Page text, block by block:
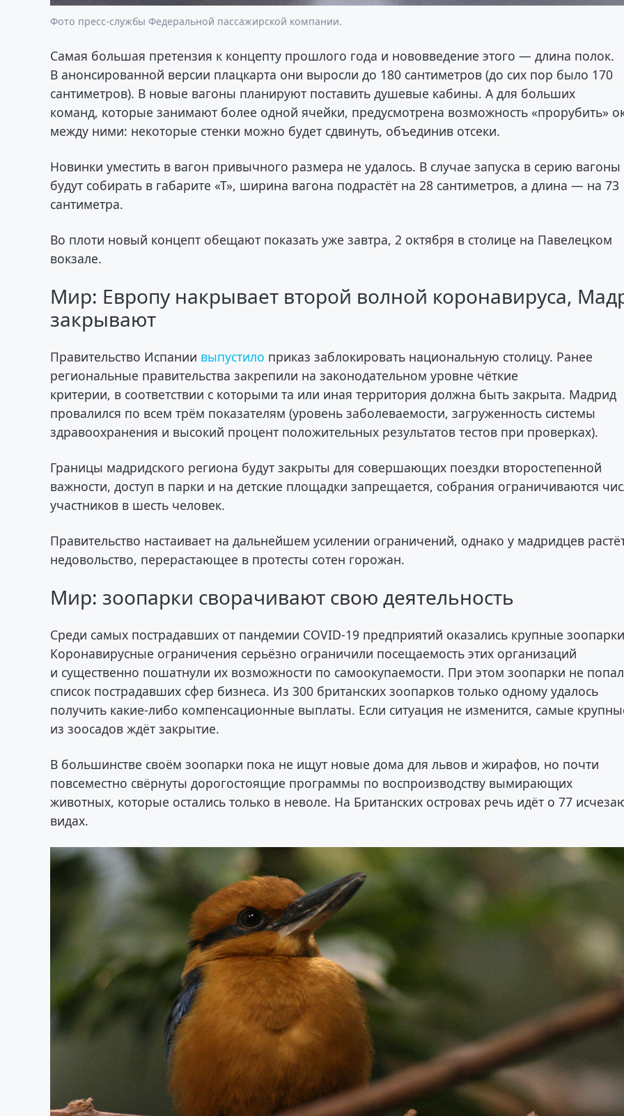
Фото пресс-службы Федеральной пассажирской компании.
Самая большая претензия к концепту прошлого года и нововведение этого — длина полок.
В анонсированной версии плацкарта они выросли до 180 сантиметров (до сих пор было 170
сантиметров). В новые вагоны планируют поставить душевые кабины. А для больших
команд, которые занимают более одной ячейки, предусмотрена возможность «прорубить»
между ними: некоторые стенки можно будет сдвинуть, объединив отсеки.
Новинки уместить в вагон привычного размера не удалось. В случае запуска в серию вагоны
будут собирать в габарите «Т», ширина вагона подрастёт на 28 сантиметров, а длина — на 73
сантиметра.
Во плоти новый концепт обещают показать уже завтра, 2 октября в столице на Павелецком
вокзале.
Мир: Европу накрывает второй волной коронавируса,
закрывают
Правительство Испании выпустило приказ заблокировать национальную столицу. Ранее
региональные правительства закрепили на законодательном уровне чёткие
критерии, в соответствии с которыми та или иная территория должна быть закрыта. Мадрид
провалился по всем трём показателям (уровень заболеваемости, загруженность системы
здравоохранения и высокий процент положительных результатов тестов при проверках).
Границы мадридского региона будут закрыты для совершающих поездки второстепенной
важности, доступ в парки и на детские площадки запрещается, собрания ограничиваются
участников в шесть человек.
Правительство настаивает на дальнейшем усилении ограничений, однако у мадридцев
недовольство, перерастающее в протесты сотен горожан.
Мир: зоопарки сворачивают свою деятельность
Среди самых пострадавших от пандемии COVID-19 предприятий оказались крупные
Коронавирусные ограничения серьёзно ограничили посещаемость этих организаций
и существенно пошатнули их возможности по самоокупаемости. При этом зоопарки не
список пострадавших сфер бизнеса. Из 300 британских зоопарков только одному удалось
получить какие-либо компенсационные выплаты. Если ситуация не изменится, самые
из зоосадов ждёт закрытие.
В большинстве своём зоопарки пока не ищут новые дома для львов и жирафов, но почти
повсеместно свёрнуты дорогостоящие программы по воспроизводству вымирающих
животных, которые остались только в неволе. На Британских островах речь идёт о 77
видах.